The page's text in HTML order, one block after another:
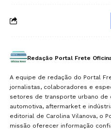
Redação Portal Frete
A equipe de redação do Portal
jornalistas, colaboradores e
setores de transporte urbano de
automotiva, aftermarket e
editorial de Carolina Vilanova, o
missão oferecer informação